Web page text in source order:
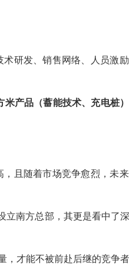
研发、销售网络、人员激
米产品（蓄能技术、充电桩
且随着市场竞争愈烈，未
立南方总部，其更是看中了
，才能不被前赴后继的竞争